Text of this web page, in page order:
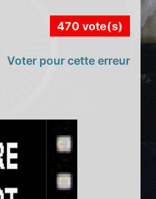
470 vote(s)
Voter pour cette erreur